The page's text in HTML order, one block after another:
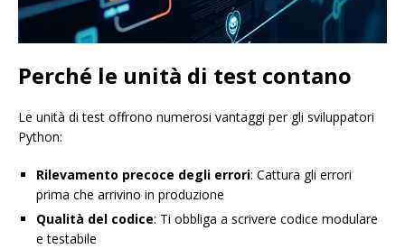
Perché le unità di test contano
Le unità di test offrono numerosi vantaggi per gli sviluppatori
Python:
Rilevamento precoce degli errori: Cattura gli errori
prima che arrivino in produzione
Qualità del codice: Ti obbliga a scrivere codice modulare
e testabile